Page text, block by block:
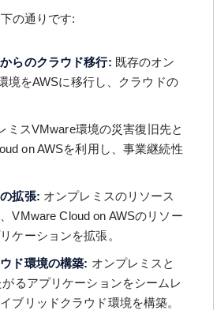
の通りです:
らのクラウド移行: 既存のオン
境をAWSに移行し、クラウドの
ミスVMware環境の災害復旧先と
on AWSを利用し、事業継続性
拡張: オンプレミスのリソース
VMware Cloud on AWSのリソー
ケーションを拡張。
ド環境の構築: オンプレミスと
るアプリケーションをシームレ
ブリッドクラウド環境を構築。